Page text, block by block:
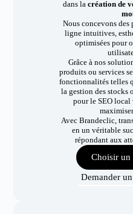
dans la création de
Nous concevons des
ligne intuitives,
optimisées pour
Grâce à nos
produits ou services
fonctionnalités telles
la gestion des stocks
pour le SEO local
Avec Brandeclic,
en un véritable
répondant aux
Choisir un
Demander